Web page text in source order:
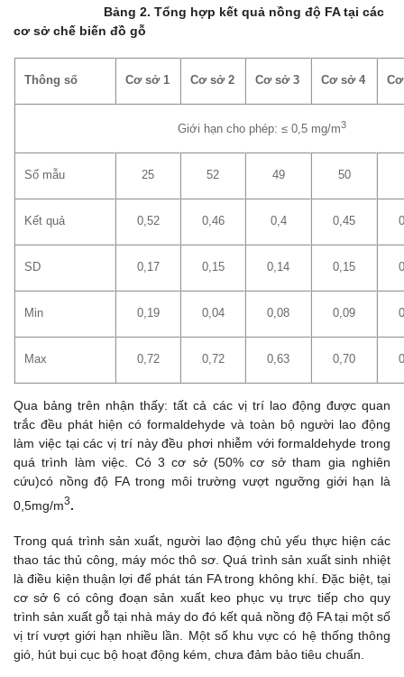
Bảng 2. Tổng hợp kết quả nồng độ FA tại các
cơ sở chế biến đồ gỗ
Thông số Cơ sở 1 Cơ sở 2 Cơ sở 3 Cơ sở 4
Giới hạn cho phép: ≤ 0,5 mg/m3
Số mẫu 25 52 49 50
Kết quả 0,52 0,46 0,4 0,45
SD 0,17 0,15 0,14 0,15
Min 0,19 0,04 0,08 0,09
Max 0,72 0,72 0,63 0,70
Qua bảng trên nhận thấy: tất cả các vị trí lao động được quan
trắc đều phát hiện có formaldehyde và toàn bộ người lao động
làm việc tại các vị trí này đều phơi nhiễm với formaldehyde trong
quá trình làm việc. Có 3 cơ sở (50% cơ sở tham gia nghiên
cứu)có nồng độ FA trong môi trường vượt ngưỡng giới hạn là
0,5mg/m3.
Trong quá trình sản xuất, người lao động chủ yếu thực hiện các
thao tác thủ công, máy móc thô sơ. Quá trình sản xuất sinh nhiệt
là điều kiện thuận lợi để phát tán FA trong không khí. Đặc biệt, tại
cơ sở 6 có công đoạn sản xuất keo phục vụ trực tiếp cho quy
trình sản xuất gỗ tại nhà máy do đó kết quả nồng độ FA tại một số
vị trí vượt giới hạn nhiều lần. Một số khu vực có hệ thống thông
gió, hút bụi cục bộ hoạt động kém, chưa đảm bảo tiêu chuẩn.